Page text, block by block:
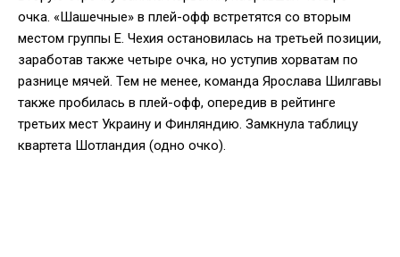
очка. «Шашечные» в плей-офф встретятся со вторым
местом группы Е. Чехия остановилась на третьей позиции,
заработав также четыре очка, но уступив хорватам по
разнице мячей. Тем не менее, команда Ярослава Шилгавы
также пробилась в плей-офф, опередив в рейтинге
третьих мест Украину и Финляндию. Замкнула таблицу
квартета Шотландия (одно очко).